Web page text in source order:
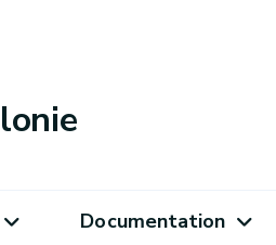
Documentation